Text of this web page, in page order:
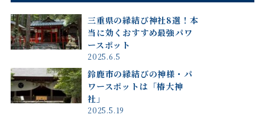
三重県の縁結び神社8選！本
当に効くおすすめ最強パワ
ースポット
2025.6.5
鈴鹿市の縁結びの神様・パ
ワースポットは「椿大神
社」
2025.5.19